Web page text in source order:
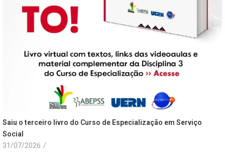
Saiu o terceiro livro do Curso de Especialização em Serviço
Social
31/07/2026 /